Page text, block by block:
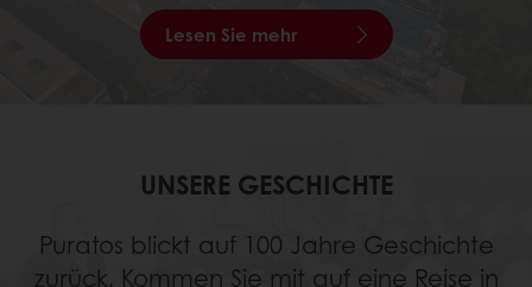
Lesen Sie mehr
UNSERE GESCHICHTE
Puratos blickt auf 100 Jahre Geschichte
zurück. Kommen Sie mit auf eine Reise in